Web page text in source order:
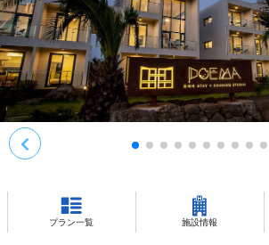
プラン一覧 施設情報